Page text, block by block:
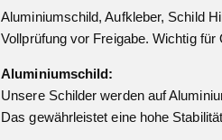
Aluminiumschild, Aufkleber, Schild
Vollprüfung vor Freigabe. Wichtig für
Aluminiumschild:
Unsere Schilder werden auf
Das gewährleistet eine hohe